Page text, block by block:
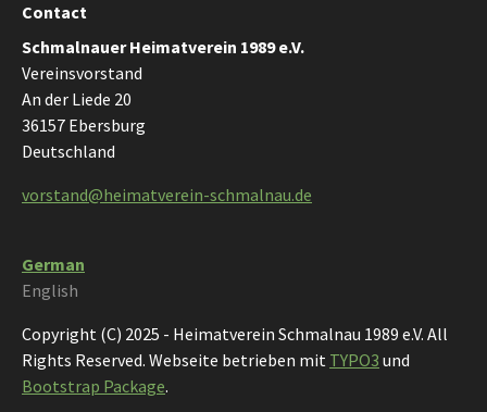
Contact
Schmalnauer Heimatverein 1989 e.V.
Vereinsvorstand
An der Liede 20
36157 Ebersburg
Deutschland
vorstand@heimatverein-schmalnau.de
German
English
Copyright (C) 2025 - Heimatverein Schmalnau 1989 e.V. All
Rights Reserved. Webseite betrieben mit TYPO3 und
Bootstrap Package.